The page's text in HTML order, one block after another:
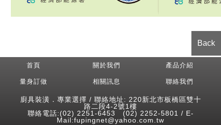
Back
首頁 關於我們 產品介紹
量身訂做 相關訊息 聯絡我們
廚具裝潢．專業選擇 / 聯絡地址: 220新北市板橋區雙十
路二段4-2號1樓
聯絡電話:(02) 2251-6453 (02) 2252-5801 / E-
Mail:fupingnet@yahoo.com.tw